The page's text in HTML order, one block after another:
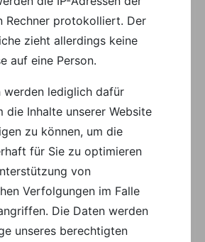
Rechner protokolliert. Der
zieht allerdings keine
auf eine Person.
werden lediglich dafür
die Inhalte unserer Website
zu können, um die
für Sie zu optimieren
von
Verfolgungen im Falle
Die Daten werden
unseres berechtigten